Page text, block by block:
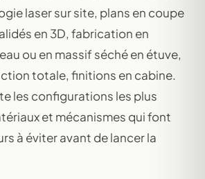
laser sur site, plans en coupe
en 3D, fabrication en
ou en massif séché en étuve,
totale, finitions en cabine.
les configurations les plus
et mécanismes qui font
à éviter avant de lancer la